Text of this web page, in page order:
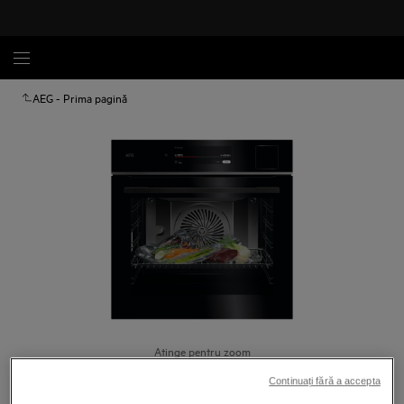
AEG - Prima pagină
Atinge pentru zoom
Continuați fără a accepta